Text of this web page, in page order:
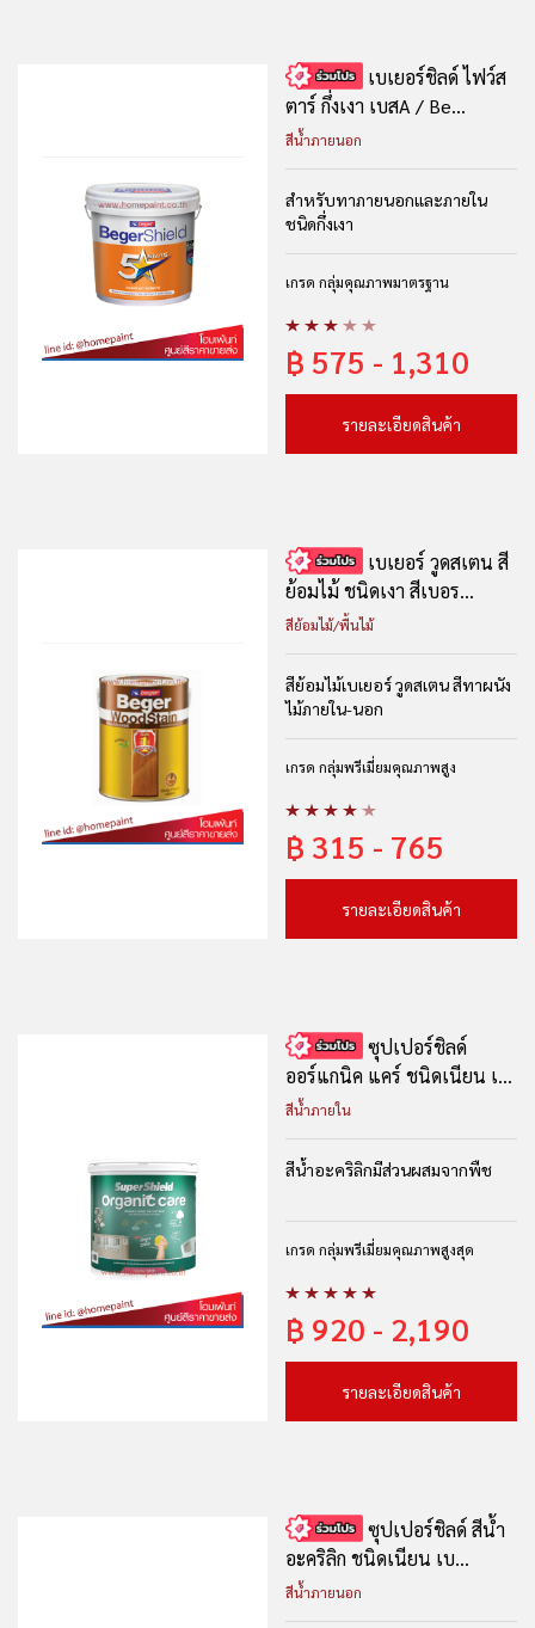
เบเยอร์ชิลด์ ไฟว์ส
ตาร์ กึ่งเงา เบสA / Be...
สีน้ำภายนอก
สำหรับทาภายนอกและภายใน
ชนิดกึ่งเงา
เกรด กลุ่มคุณภาพมาตรฐาน
฿ 575 - 1,310
รายละเอียดสินค้า
เบเยอร์ วูดสเตน สี
ย้อมไม้ ชนิดเงา สีเบอร...
สีย้อมไม้/พื้นไม้
สีย้อมไม้เบเยอร์ วูดสเตน สีทาผนัง
ไม้ภายใน-นอก
เกรด กลุ่มพรีเมี่ยมคุณภาพสูง
฿ 315 - 765
รายละเอียดสินค้า
ซุปเปอร์ชิลด์
ออร์แกนิค แคร์ ชนิดเนียน เ...
สีน้ำภายใน
สีน้ำอะคริลิกมีส่วนผสมจากพืช
เกรด กลุ่มพรีเมี่ยมคุณภาพสูงสุด
฿ 920 - 2,190
รายละเอียดสินค้า
ซุปเปอร์ชิลด์ สีน้ำ
อะคริลิก ชนิดเนียน เบ...
สีน้ำภายนอก